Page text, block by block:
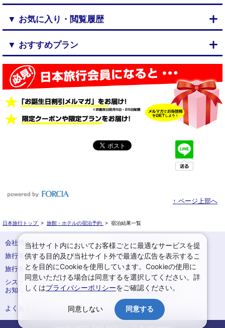
▼ お気に入り・閲覧履歴
▼ おすすめプラン
↑ ページ上部へ
日本旅行トップ > 旅館・ホテルの宿泊予約 > 宿泊結果一覧
会社情報
プライバシーポリシー
旅行業登録票・約款
規約集
旅行条件書
サイトマップ
システムメンテナンスの
お知らせ
お申込みまでの手順
よくある質問
予約確認・変更
当社サイト内においてお客様ごとに最適なサービスを提
供する目的及び当社サイト外で最適な広告を表示するこ
とを目的にCookieを使用しています。Cookieの使用に
同意いただける場合は同意するを選択してください。詳
しくはプライバシーポリシーをご確認ください。
同意しない 同意する